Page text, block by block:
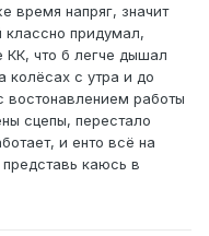
время напряг, значит
классно придумал,
КК, что б легче дышал
колёсах с утра и до
востонавлением работы
сцепы, перестало
и енто всё на
каюсь в